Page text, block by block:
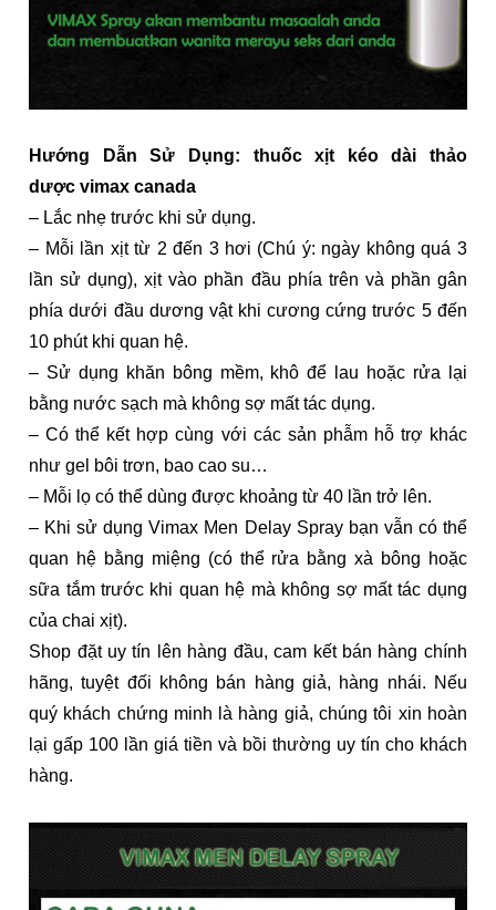
Hướng Dẫn Sử Dụng: thuốc xịt kéo dài thảo
dược vimax canada
– Lắc nhẹ trước khi sử dụng.
– Mỗi lần xịt từ 2 đến 3 hơi (Chú ý: ngày không quá 3
lần sử dụng), xịt vào phần đầu phía trên và phần gân
phía dưới đầu dương vật khi cương cứng trước 5 đến
10 phút khi quan hệ.
– Sử dụng khăn bông mềm, khô để lau hoặc rửa lại
bằng nước sạch mà không sợ mất tác dụng.
– Có thể kết hợp cùng với các sản phẫm hỗ trợ khác
như gel bôi trơn, bao cao su…
– Mỗi lọ có thể dùng được khoảng từ 40 lần trở lên.
– Khi sử dụng Vimax Men Delay Spray bạn vẫn có thể
quan hệ bằng miệng (có thể rửa bằng xà bông hoặc
sữa tắm trước khi quan hệ mà không sợ mất tác dụng
của chai xịt).
Shop đặt uy tín lên hàng đầu, cam kết bán hàng chính
hãng, tuyệt đối không bán hàng giả, hàng nhái. Nếu
quý khách chứng minh là hàng giả, chúng tôi xin hoàn
lại gấp 100 lần giá tiền và bồi thường uy tín cho khách
hàng.